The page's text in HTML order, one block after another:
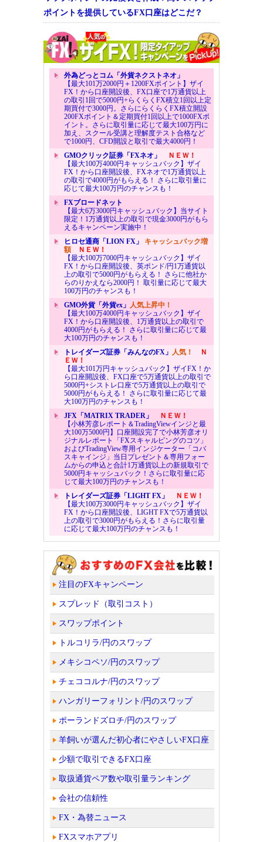
ポイントを提供しているFX口座はどこだ？
外為どっとコム「外貨ネクストネオ」
【最大101万2000円＋1200FXポイント】ザイ
FX！から口座開設後、FX口座で1万通貨以上
の取引1回で5000円+らくらくFX積立1回以上定
期買付で3000円。さらにらくらくFX積立開設
200FXポイント＆定期買付1回以上で1000FXポ
イント。さらに取引量に応じて最大100万円に
加え、スクール受講と理解度テスト合格など
で1000円、CFD開設と取引で最大4000円！
GMOクリック証券「FXネオ」
ＮＥＷ！
【最大100万4000円キャッシュバック】ザイ
FX！から口座開設後、FXネオで1万通貨以上
の取引で4000円がもらえる！ さらに取引量に
応じて最大100万円のチャンスも！
FXブロードネット
【最大6万3000円キャッシュバック】当サイト
限定！1万通貨以上の取引で現金3000円がもら
えるキャンペーン実施中！
ヒロセ通商「LION FX」 キャッシュバック増
額ＮＥＷ！
【最大100万7000円キャッシュバック】ザイ
FX！から口座開設後、英ポンド/円1万通貨以
上の取引で5000円がもらえる！ さらに他社か
らのりかえなら2000円！ 取引量に応じて最大
100万円のチャンスも！
GMO外貨「外貨ex」 人気上昇中！
【最大100万4000円キャッシュバック】ザイ
FX！から口座開設後、1万通貨以上の取引で
4000円がもらえる！ さらに取引量に応じて最
大100万円のチャンスも！
トレイダーズ証券「みんなのFX」 人気！
Ｎ
ＥＷ！
【最大101万円キャッシュバック】ザイFX！か
ら口座開設後、FX口座で5万通貨以上の取引で
5000円+シストレ口座で5万通貨以上の取引で
5000円がもらえる！ さらに取引量に応じて最
大100万円のチャンスも！
JFX「MATRIX TRADER」
ＮＥＷ！
【小林芳彦レポート＆TradingViewインジと最
大100万5000円】口座開設完了で小林芳彦オリ
ジナルレポート「FXスキャルピングのコツ」
およびTradingView専用インジケーター「コバ
スキャインジ」当日プレゼント＆専用フォー
ムからの申込と合計1万通貨以上の新規取引で
5000円キャッシュバック！さらに取引量に応
じて最大100万円のチャンスも！
トレイダーズ証券「LIGHT FX」
ＮＥＷ！
【最大100万3000円キャッシュバック】ザイ
FX！から口座開設後、LIGHT FXで5万通貨以
上の取引で3000円がもらえる！さらに取引量
に応じて最大100万円のチャンスも！
注目のFXキャンペーン
スプレッド（取引コスト）
スワップポイント
トルコリラ/円のスワップ
メキシコペソ/円のスワップ
チェココルナ/円のスワップ
ハンガリーフォリント/円のスワップ
ポーランドズロチ/円のスワップ
羊飼いが選んだ初心者にやさしいFX口座
少額で取引できるFX口座
取扱通貨ペア数や取引量ランキング
会社の信頼性
FX・為替ニュース
FXスマホアプリ